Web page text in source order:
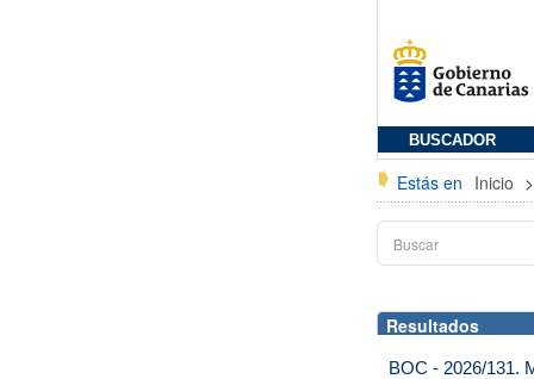
BUSCADOR
Estás en Inicio
Resultados
BOC - 2026/131.